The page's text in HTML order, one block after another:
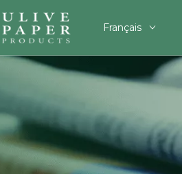
Français
Deutsch
한국어